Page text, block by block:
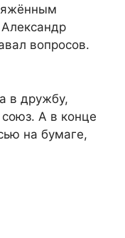
вопросов.
в дружбу,
А в конце
на бумаге,